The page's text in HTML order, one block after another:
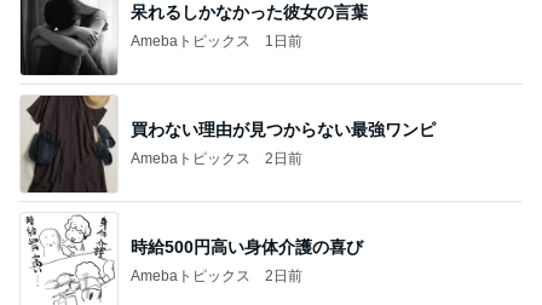
呆れるしかなかった彼女の言葉
Amebaトピックス 1日前
買わない理由が見つからない最強ワンピ
Amebaトピックス 2日前
時給500円高い身体介護の喜び
Amebaトピックス 2日前